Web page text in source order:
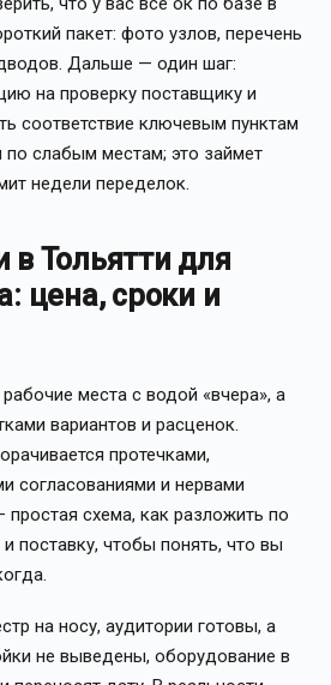
пакет: фото узлов, перечень
Дальше — один шаг:
на проверку поставщику и
соответствие ключевым пунктам
слабым местам; это займет
недели переделок.
в Тольятти для
цена, сроки и
места с водой «вчера», а
вариантов и расценок.
протечками,
согласованиями и нервами
схема, как разложить по
поставку, чтобы понять, что вы
на носу, аудитории готовы, а
не выведены, оборудование в